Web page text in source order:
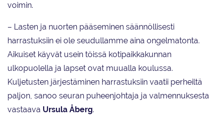
voimin.
– Lasten ja nuorten pääseminen säännöllisesti
harrastuksiin ei ole seudullamme aina ongelmatonta.
Aikuiset käyvät usein töissä kotipaikkakunnan
ulkopuolella ja lapset ovat muualla koulussa.
Kuljetusten järjestäminen harrastuksiin vaatii perheiltä
paljon, sanoo seuran puheenjohtaja ja valmennuksesta
vastaava Ursula Åberg.